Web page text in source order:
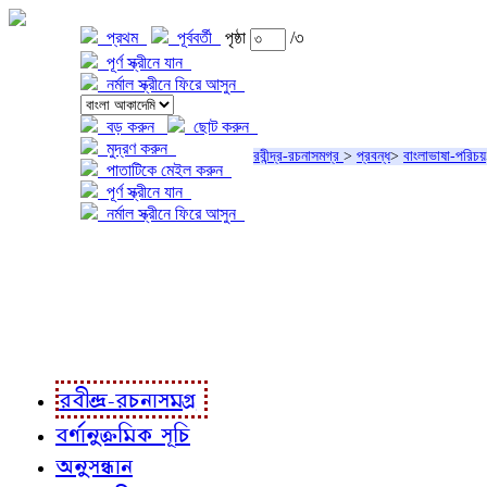
প্রথম পূর্ববর্তী পৃষ্ঠা
/৩
পূর্ণ স্ক্রীনে যান
নর্মাল স্ক্রীনে ফিরে আসুন
বড় করুন
ছোট করুন
মুদ্রণ করুন
পাতাটিকে মেইল করুন
পূর্ণ স্ক্রীনে যান
নর্মাল স্ক্রীনে ফিরে আসুন
রবীন্দ্র-রচনাসমগ্র > প্রবন্ধ> বাংলাভাষা-পরিচয়
রবীন্দ্র-রচনাসমগ্র
বর্ণানুক্রমিক সূচি
অনুসন্ধান